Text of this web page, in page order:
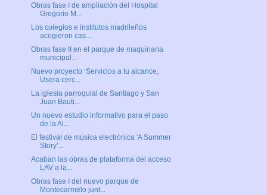
Obras fase I de ampliación del Hospital
Gregorio M...
Los colegios e institutos madrileños
acogieron cas...
Obras fase II en el parque de maquinaria
municipal...
Nuevo proyecto ‘Servicios a tu alcance,
Usera cerc...
La iglesia parroquial de Santiago y San
Juan Bauti...
Un nuevo estudio informativo para el paso
de la Al...
El festival de música electrónica 'A Summer
Story'...
Acaban las obras de plataforma del acceso
LAV a la...
Obras fase I del nuevo parque de
Montecarmelo junt...